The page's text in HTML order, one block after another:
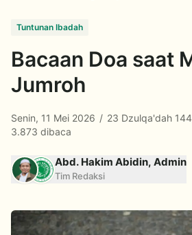
Tuntunan Ibadah
Bacaan Doa saat
Jumroh
Senin, 11 Mei 2026 / 23 Dzulqa'dah
3.873 dibaca
Abd. Hakim Abidin, Admin
Tim Redaksi